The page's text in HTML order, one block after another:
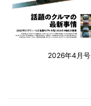
2026年4月号